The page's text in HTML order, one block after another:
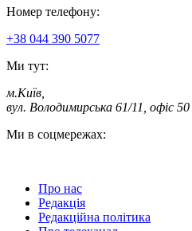
Номер телефону:
+38 044 390 5077
Ми тут:
м.Київ
вул. Володимирська 61/11, офіс 50
Ми в соцмережах:
Про нас
Редакція
Редакційна політика